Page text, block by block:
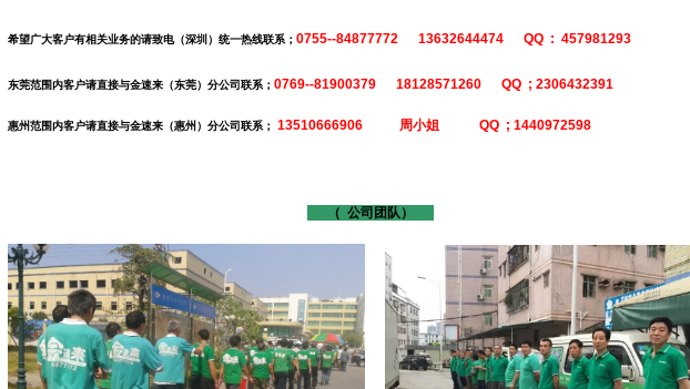
希望广大客户有相关业务的请致电（深圳）统一热线联系； 0755--84877772 13632644474 QQ : 457981293
东莞范围内客户请直接与金速来（东莞）分公司联系； 0769--81900379 18128571260 QQ ; 2306432391
惠州范围内客户请直接与金速来（惠州）分公司联系； 13510666906 周小姐 QQ ; 1440972598
（ 公司团队）